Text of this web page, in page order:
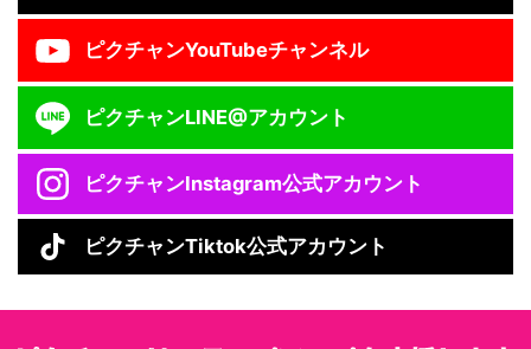
ピクチャンYouTubeチャンネル
ピクチャンLINE@アカウント
ピクチャンInstagram公式アカウント
ピクチャンTiktok公式アカウント